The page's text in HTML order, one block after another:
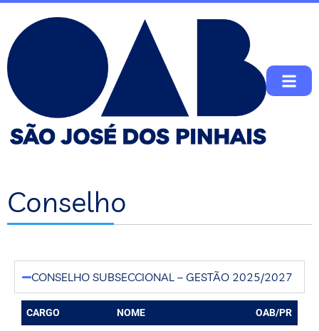
Conselho
CONSELHO SUBSECCIONAL – GESTÃO 2025/2027
CARGO NOME OAB/PR